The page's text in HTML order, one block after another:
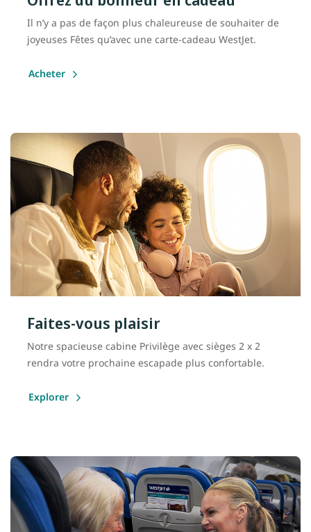
Il n’y a pas de façon plus chaleureuse de souhaiter de
joyeuses Fêtes qu’avec une carte-cadeau WestJet.
Acheter
Faites-vous plaisir
Notre spacieuse cabine Privilège avec sièges 2 x 2
rendra votre prochaine escapade plus confortable.
Explorer